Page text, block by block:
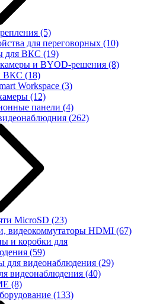
(5)
для переговорных (10)
для ВКС (19)
и BYOD-решения (8)
ВКС (18)
Workspace (3)
(12)
панели (4)
(262)
MicroSD (23)
видеокоммутаторы HDMI (67)
и коробки для
(59)
видеонаблюдения (29)
видеонаблюдения (40)
(8)
(133)